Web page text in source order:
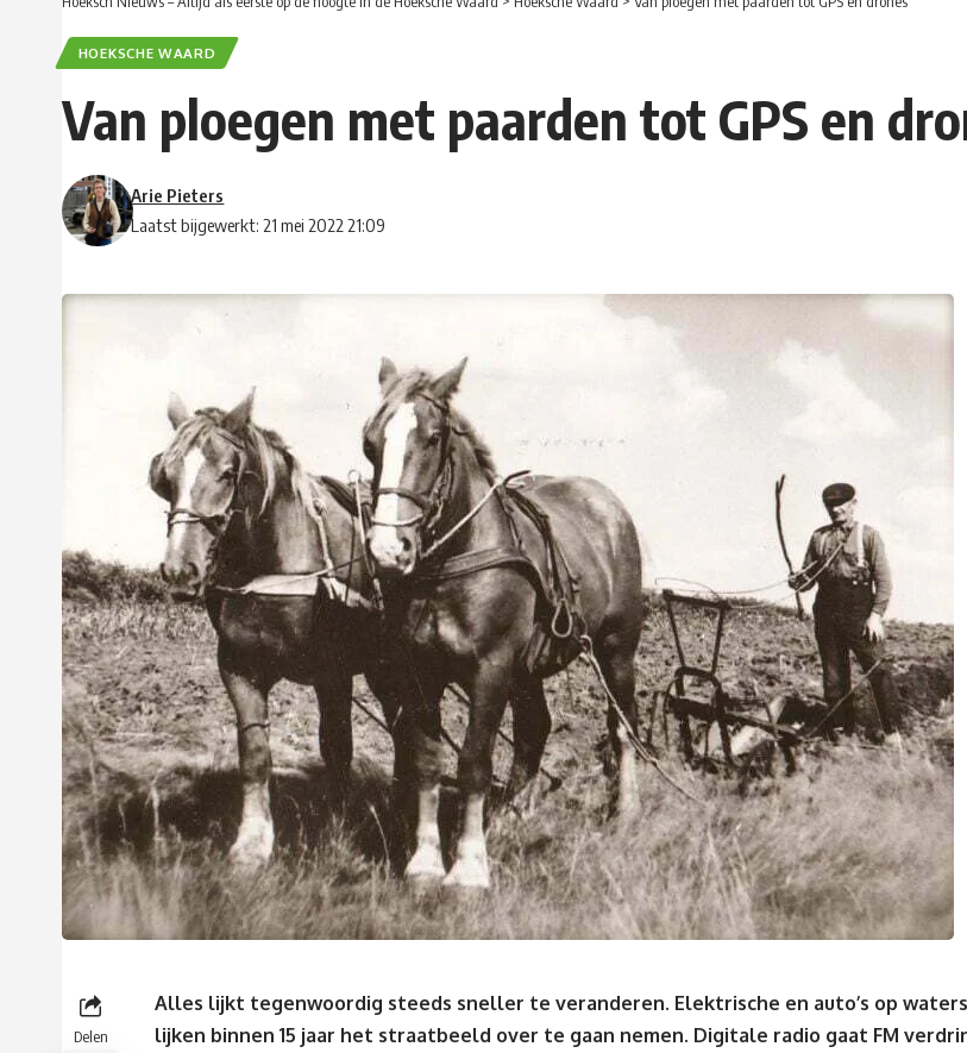
HOEKSCHE WAARD
Van ploegen met paarden tot GPS en
Laatst bijgewerkt: 21 mei 2022 21:09
Arie Pieters
Delen
Alles lijkt tegenwoordig steeds sneller te veranderen. Elektrische en auto’s op
lijken binnen 15 jaar het straatbeeld over te gaan nemen. Digitale radio gaat FM